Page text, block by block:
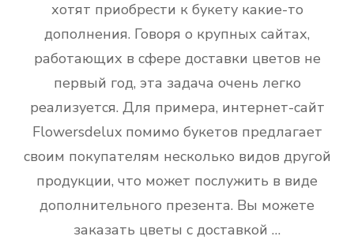
хотят приобрести к букету какие-то
дополнения. Говоря о крупных сайтах,
работающих в сфере доставки цветов не
первый год, эта задача очень легко
реализуется. Для примера, интернет-сайт
Flowersdelux помимо букетов предлагает
своим покупателям несколько видов другой
продукции, что может послужить в виде
дополнительного презента. Вы можете
заказать цветы с доставкой …